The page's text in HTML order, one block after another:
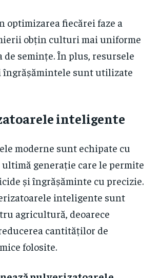
optimizarea fiecărei faze a
obțin culturi mai uniforme
de semințe. În plus, resursele
îngrășămintele sunt utilizate
inteligente
moderne sunt echipate cu
generație care le permite
și îngrășăminte cu precizie.
inteligente sunt
agricultură, deoarece
cantităților de
folosite.